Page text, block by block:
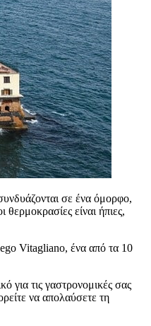
σε ένα όμορφο,
είναι ήπιες,
Vitagliano, ένα από τα 10
για τις γαστρονομικές σας
να απολαύσετε τη